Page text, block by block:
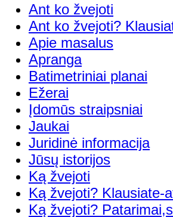
Ant ko žvejoti
Ant ko žvejoti?
Apie masalus
Apranga
Batimetriniai planai
Ežerai
Įdomūs straipsniai
Jaukai
Juridinė informacija
Jūsų istorijos
Ką žvejoti
Ką žvejoti? Klausiate-
Ką žvejoti?